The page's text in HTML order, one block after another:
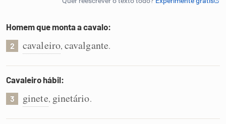
Cata-letras
Conexões
Caça-palavras
Homem que monta a cavalo:
2 cavaleiro, cavalgante.
Cavaleiro hábil:
3 ginete, ginetário.